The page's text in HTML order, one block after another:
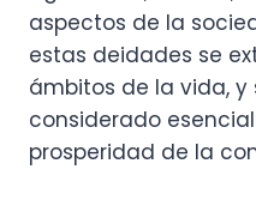
aspectos de la
estas deidades se
ámbitos de la vida, y
considerado
prosperidad de la